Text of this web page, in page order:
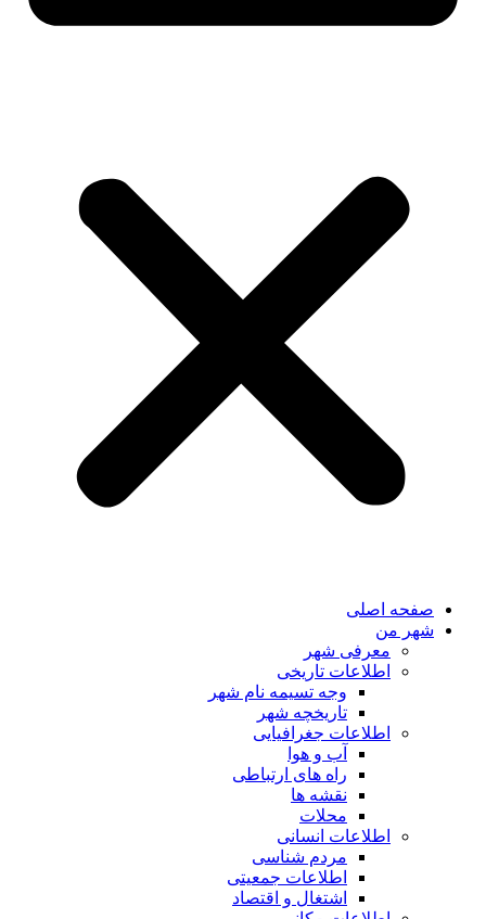
صفحه اصلی
شهر من
معرفی شهر
اطلاعات تاریخی
وجه تسیمه نام شهر
تاریخچه شهر
اطلاعات جغرافیایی
آب و هوا
راه های ارتباطی
نقشه ها
محلات
اطلاعات انسانی
مردم شناسی
اطلاعات جمعیتی
اشتغال و اقتصاد